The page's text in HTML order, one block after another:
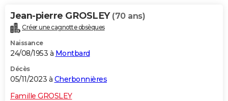
Alimentation
Guide de la santé
Maladies
Médicaments
Sommeil
VOYAGE
Destinations
City break
Voyage nature
Voyage de noces
Forum
Climat
+PHOTO
GUIDES D'ACHAT
BONS PLANS
CARTE DE VOEUX
Jean-pierre GROSLEY (70 ans)
Créer une cagnotte obsèques
Naissance
24/08/1953 à Montbard
Décès
05/11/2023 à Cherbonnières
Famille GROSLEY